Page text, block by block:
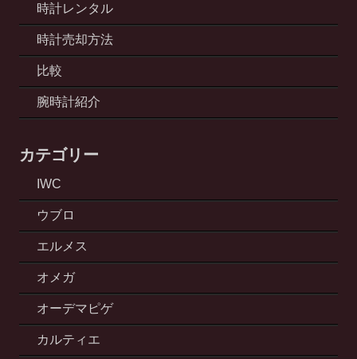
時計レンタル
時計売却方法
比較
腕時計紹介
カテゴリー
IWC
ウブロ
エルメス
オメガ
オーデマピゲ
カルティエ